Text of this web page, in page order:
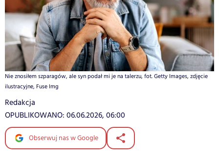
Nie znosiłem szparagów, ale syn podał mi je na talerzu, fot. Getty Images, zdjęcie
ilustracyjne, Fuse Img
Redakcja
OPUBLIKOWANO: 06.06.2026, 06:00
Obserwuj nas w Google